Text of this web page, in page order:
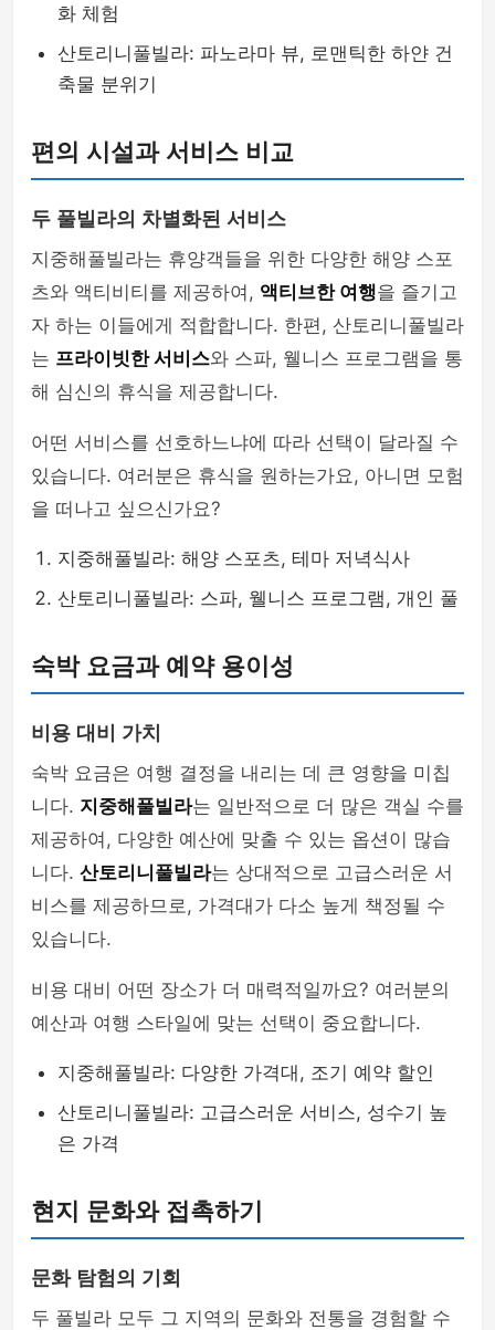
화 체험
산토리니풀빌라: 파노라마 뷰, 로맨틱한 하얀 건
축물 분위기
편의 시설과 서비스 비교
두 풀빌라의 차별화된 서비스
지중해풀빌라는 휴양객들을 위한 다양한 해양 스포
츠와 액티비티를 제공하여, 액티브한 여행을 즐기고
자 하는 이들에게 적합합니다. 한편, 산토리니풀빌라
는 프라이빗한 서비스와 스파, 웰니스 프로그램을 통
해 심신의 휴식을 제공합니다.
어떤 서비스를 선호하느냐에 따라 선택이 달라질 수
있습니다. 여러분은 휴식을 원하는가요, 아니면 모험
을 떠나고 싶으신가요?
지중해풀빌라: 해양 스포츠, 테마 저녁식사
산토리니풀빌라: 스파, 웰니스 프로그램, 개인 풀
숙박 요금과 예약 용이성
비용 대비 가치
숙박 요금은 여행 결정을 내리는 데 큰 영향을 미칩
니다. 지중해풀빌라는 일반적으로 더 많은 객실 수를
제공하여, 다양한 예산에 맞출 수 있는 옵션이 많습
니다. 산토리니풀빌라는 상대적으로 고급스러운 서
비스를 제공하므로, 가격대가 다소 높게 책정될 수
있습니다.
비용 대비 어떤 장소가 더 매력적일까요? 여러분의
예산과 여행 스타일에 맞는 선택이 중요합니다.
지중해풀빌라: 다양한 가격대, 조기 예약 할인
산토리니풀빌라: 고급스러운 서비스, 성수기 높
은 가격
현지 문화와 접촉하기
문화 탐험의 기회
두 풀빌라 모두 그 지역의 문화와 전통을 경험할 수